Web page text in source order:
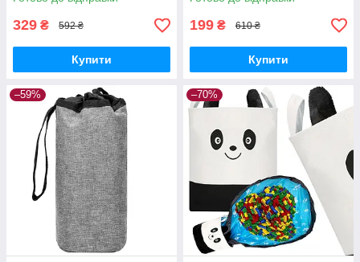
shopping-
329 ₴ 592 ₴
Купити
GoodPlace -worry-free-
199 ₴ 610 ₴
Купити
–59% –70%